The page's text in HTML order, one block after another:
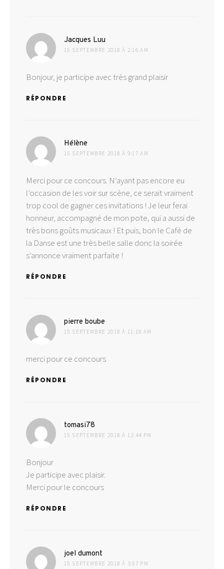
Jacques Luu
15 SEPTEMBRE 2018 À 2:16 AM
Bonjour, je participe avec très grand plaisir
RÉPONDRE
Hélène
15 SEPTEMBRE 2018 À 9:17 AM
Merci pour ce concours. N’ayant pas encore eu
l’occasion de les voir sur scène, ce serait vraiment
trop cool de gagner ces invitations ! Je leur ferai
honneur, accompagné de mon pote, qui a aussi de
très bons goûts musicaux ! Et puis, bon le Café de
la Danse est une très belle salle donc la soirée
s’annonce vraiment parfaite !
RÉPONDRE
pierre boube
15 SEPTEMBRE 2018 À 11:18 AM
merci pour ce concours
RÉPONDRE
tomasi78
15 SEPTEMBRE 2018 À 12:44 PM
Bonjour
Je participe avec plaisir.
Merci pour le concours
RÉPONDRE
joel dumont
15 SEPTEMBRE 2018 À 3:57 PM